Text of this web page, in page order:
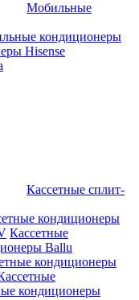
Мобильные
кондиционеры
Hisense
Кассетные сплит-
кондиционеры
Кассетные
Ballu
кондиционеры
кондиционеры